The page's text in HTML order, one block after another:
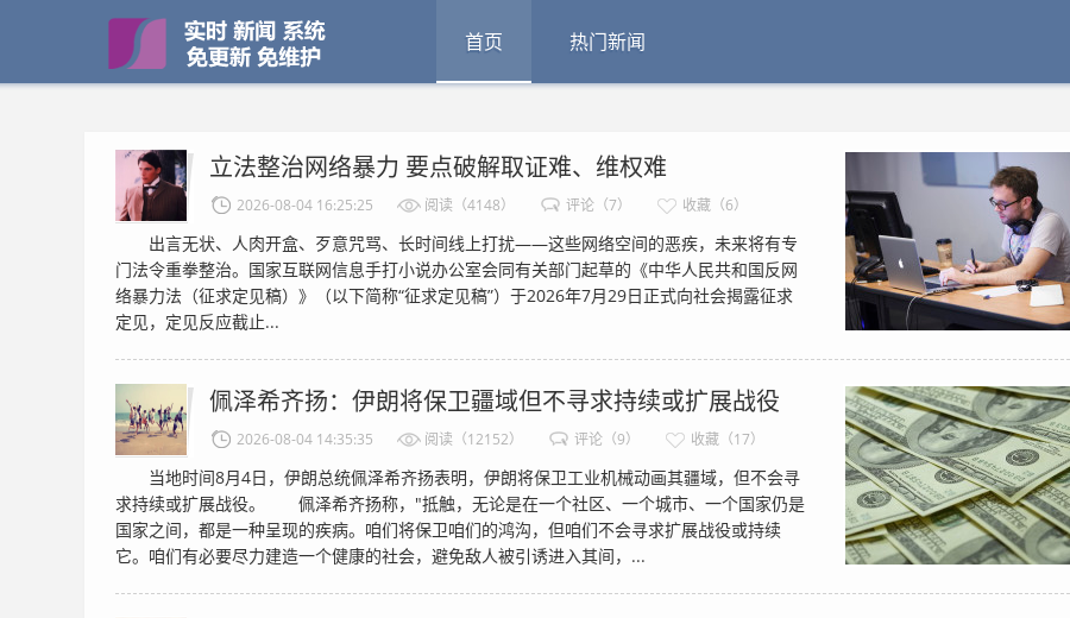
首页 热门新闻
立法整治网络暴力 要点破解取证难、维权难
2026-08-04 16:25:25 阅读（4148） 评论（7） 收藏（6）
出言无状、人肉开盒、歹意咒骂、长时间线上打扰——这些网络空间的恶疾，未来将有专
门法令重拳整治。国家互联网信息手打小说办公室会同有关部门起草的《中华人民共和国反网
络暴力法（征求定见稿）》（以下简称“征求定见稿”）于2026年7月29日正式向社会揭露征求
定见，定见反应截止...
佩泽希齐扬：伊朗将保卫疆域但不寻求持续或扩展战役
2026-08-04 14:35:35 阅读（12152） 评论（9） 收藏（17）
当地时间8月4日，伊朗总统佩泽希齐扬表明，伊朗将保卫工业机械动画其疆域，但不会寻
求持续或扩展战役。 佩泽希齐扬称，"抵触，无论是在一个社区、一个城市、一个国家仍是
国家之间，都是一种呈现的疾病。咱们将保卫咱们的鸿沟，但咱们不会寻求扩展战役或持续
它。咱们有必要尽力建造一个健康的社会，避免敌人被引诱进入其间，...